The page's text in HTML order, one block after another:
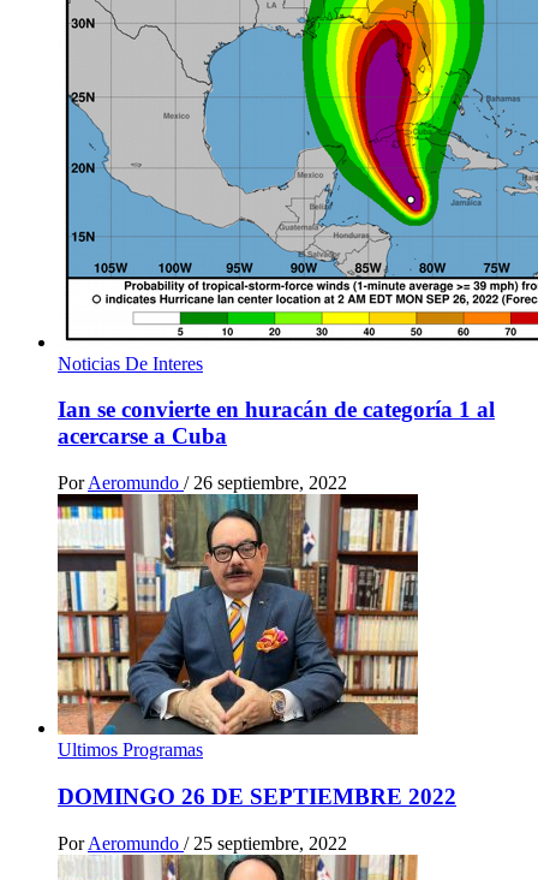
Noticias De Interes
Ian se convierte en huracán de categoría 1 al
acercarse a Cuba
Por Aeromundo / 26 septiembre, 2022
Ultimos Programas
DOMINGO 26 DE SEPTIEMBRE 2022
Por Aeromundo / 25 septiembre, 2022